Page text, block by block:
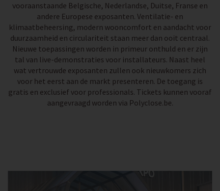
vooraanstaande Belgische, Nederlandse, Duitse, Franse en
andere Europese exposanten. Ventilatie- en
klimaatbeheersing, modern wooncomfort en aandacht voor
duurzaamheid en circulariteit staan meer dan ooit centraal.
Nieuwe toepassingen worden in primeur onthuld en er zijn
tal van live-demonstraties voor installateurs. Naast heel
wat vertrouwde exposanten zullen ook nieuwkomers zich
voor het eerst aan de markt presenteren. De toegang is
gratis en exclusief voor professionals. Tickets kunnen vooraf
aangevraagd worden via Polyclose.be.